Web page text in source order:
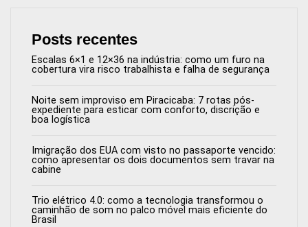
Posts recentes
Escalas 6×1 e 12×36 na indústria: como um furo na
cobertura vira risco trabalhista e falha de segurança
Noite sem improviso em Piracicaba: 7 rotas pós-
expediente para esticar com conforto, discrição e
boa logística
Imigração dos EUA com visto no passaporte vencido:
como apresentar os dois documentos sem travar na
cabine
Trio elétrico 4.0: como a tecnologia transformou o
caminhão de som no palco móvel mais eficiente do
Brasil